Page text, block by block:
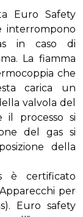
Euro Safety
interrompono
in caso di
La fiamma
che
carica un
valvola del
il processo si
del gas si
della
è certificato
per
Euro safety